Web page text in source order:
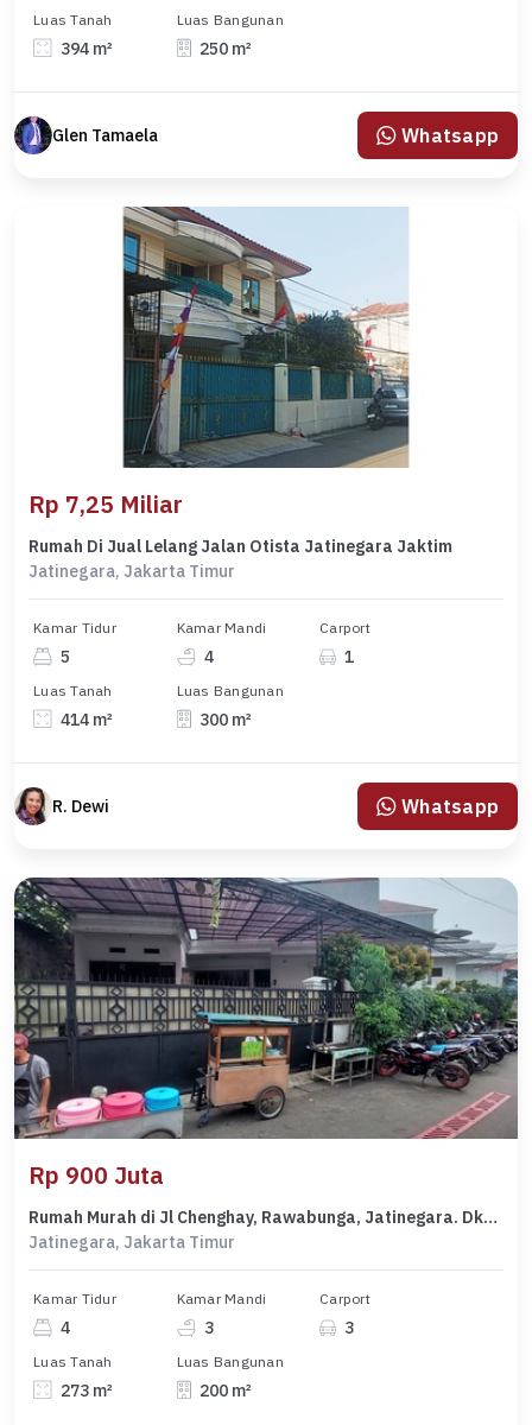
Luas Tanah
394 m²
Luas Bangunan
250 m²
Glen Tamaela Whatsapp
Rp 7,25 Miliar
Rumah Di Jual Lelang Jalan Otista Jatinegara Jaktim
Jatinegara, Jakarta Timur
Kamar Tidur
5
Kamar Mandi
4
Carport
1
Luas Tanah
414 m²
Luas Bangunan
300 m²
R. Dewi Whatsapp
Rp 900 Juta
Rumah Murah di Jl Chenghay, Rawabunga, Jatinegara. Dkt ke Jl Basuki Rahmat
Jatinegara, Jakarta Timur
Kamar Tidur
4
Kamar Mandi
3
Carport
3
Luas Tanah
273 m²
Luas Bangunan
200 m²